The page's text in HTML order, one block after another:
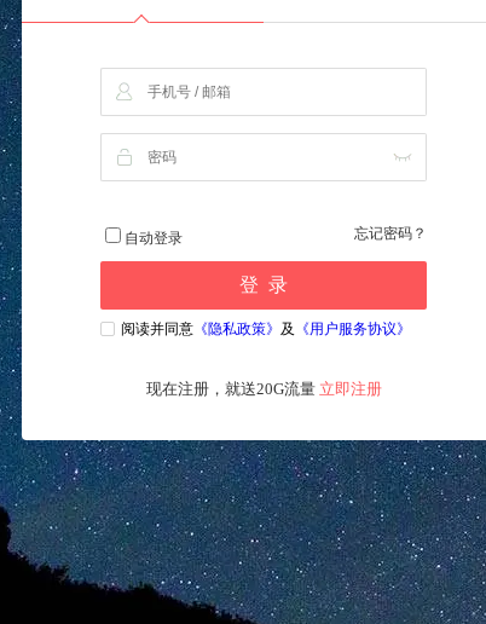
忘记密码？
自动登录
登 录
阅读并同意 《隐私政策》 及 《用户服务协议》
现在注册，就送20G流量 立即注册